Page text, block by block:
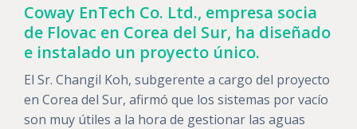
Coway EnTech Co. Ltd., empresa socia
de Flovac en Corea del Sur, ha diseñado
e instalado un proyecto único.
El Sr. Changil Koh, subgerente a cargo del proyecto
en Corea del Sur, afirmó que los sistemas por vacío
son muy útiles a la hora de gestionar las aguas